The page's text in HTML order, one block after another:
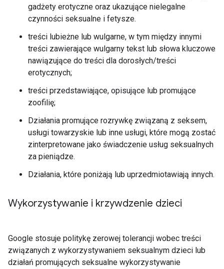
gadżety erotyczne oraz ukazujące nielegalne
czynności seksualne i fetysze.
treści lubieżne lub wulgarne, w tym między innymi
treści zawierające wulgarny tekst lub słowa kluczowe
nawiązujące do treści dla dorosłych/treści
erotycznych;
treści przedstawiające, opisujące lub promujące
zoofilię;
Działania promujące rozrywkę związaną z seksem,
usługi towarzyskie lub inne usługi, które mogą zostać
zinterpretowane jako świadczenie usług seksualnych
za pieniądze.
Działania, które poniżają lub uprzedmiotawiają innych.
Wykorzystywanie i krzywdzenie dzieci
Google stosuje politykę zerowej tolerancji wobec treści
związanych z wykorzystywaniem seksualnym dzieci lub
działań promujących seksualne wykorzystywanie